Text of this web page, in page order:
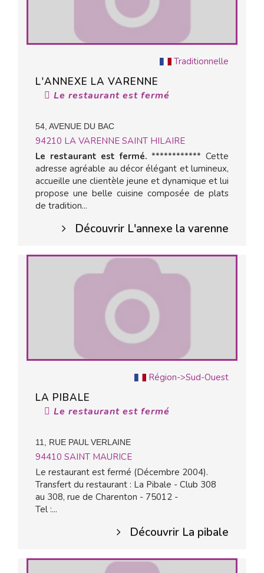
Traditionnelle
L'ANNEXE LA VARENNE
Le restaurant est fermé
54, AVENUE DU BAC
94210 LA VARENNE SAINT HILAIRE
Le restaurant est fermé. ************ Cette
adresse agréable au décor élégant et lumineux,
accueille une clientèle jeune et dynamique et lui
propose une belle cuisine composée de plats
de tradition...
Découvrir L'annexe la varenne
Région->Sud-Ouest
LA PIBALE
Le restaurant est fermé
11, RUE PAUL VERLAINE
94410 SAINT MAURICE
Le restaurant est fermé (Décembre 2004).
Transfert du restaurant : La Pibale - Club 308
au 308, rue de Charenton - 75012 -
Tel :...
Découvrir La pibale